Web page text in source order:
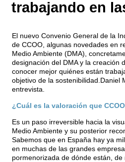
trabajando en
El nuevo Convenio General de la
de CCOO, algunas novedades en
Medio Ambiente (DMA),
designación del DMA y la creación
conocer mejor quiénes están
objetivo de la sostenibilidad.Daniel
entrevista.
¿Cuál es la valoración que
Es un paso irreversible hacia la
Medio Ambiente y su posterior
Sabemos que en España hay ya
en muchas de las grandes
pormenorizada de dónde están,